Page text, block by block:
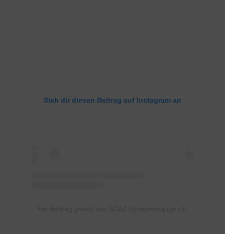
Sieh dir diesen Beitrag auf Instagram an